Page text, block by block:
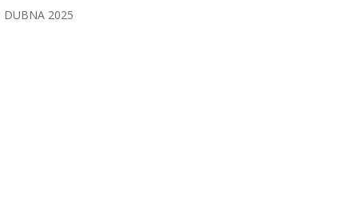
DUBNA 2025